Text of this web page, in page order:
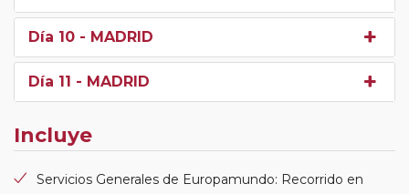
Día 10 - MADRID
Día 11 - MADRID
Incluye
Servicios Generales de Europamundo: Recorrido en